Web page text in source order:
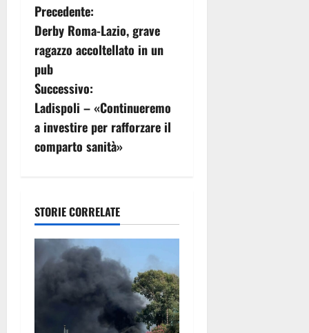
N
a
v
i
g
a
i
o
n
Precedente:
Derby Roma-Lazio, grave
ragazzo accoltellato in un
pub
Successivo:
Ladispoli – «Continueremo
a investire per rafforzare il
comparto sanità»
STORIE CORRELATE